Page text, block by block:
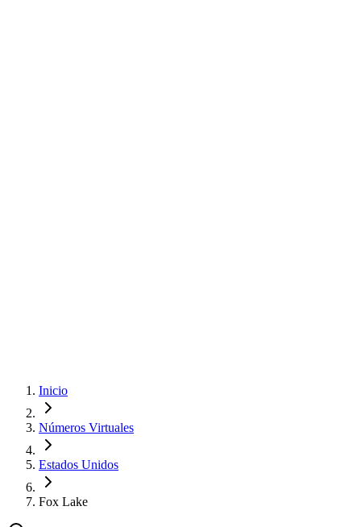
Inicio
Números Virtuales
Estados Unidos
Fox Lake